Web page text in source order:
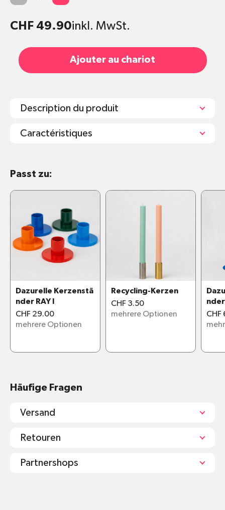
CHF 49.90inkl. MwSt.
Ajouter au chariot
Description du produit
Caractéristiques
Verfügbar in 5 verschiedenen Farben
Masse:Höhe 18,5 cm. Durchmesser
Sozial hergestellt in Zürich
Passt zu:
Dazurelle Kerzenstä
nder RAY I
CHF 29.00
mehrere Optionen
Recycling-Kerzen
CHF 3.50
mehrere Optionen
nder
CHF
Häufige Fragen
Versand
Retouren
Partnershops